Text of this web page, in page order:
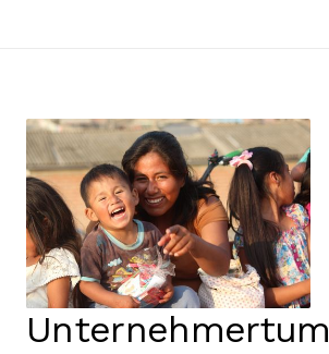
Unternehmertum